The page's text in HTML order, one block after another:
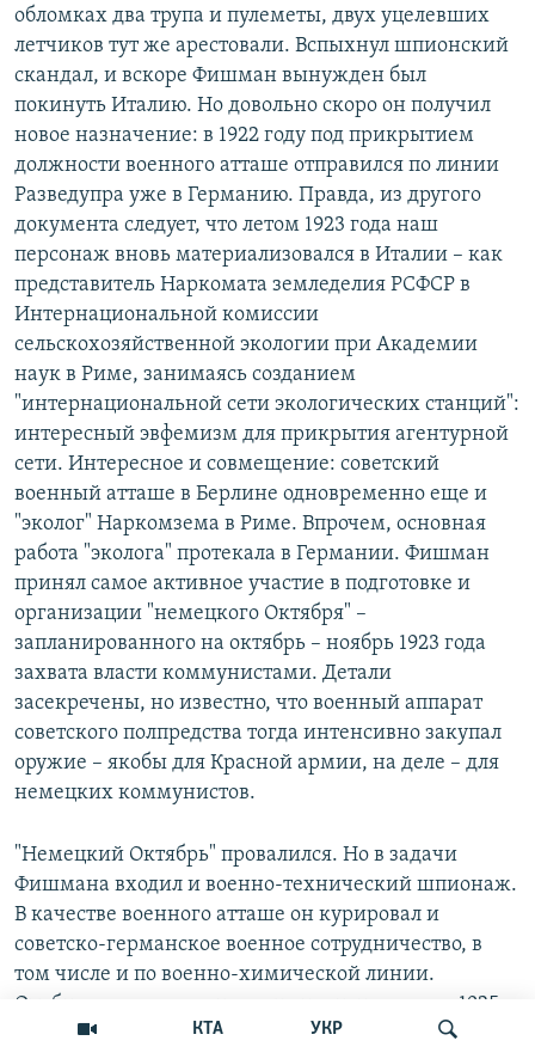
КТА УКР
обломках два трупа и пулеметы, двух уцелевших
летчиков тут же арестовали. Вспыхнул шпионский
скандал, и вскоре Фишман вынужден был
покинуть Италию. Но довольно скоро он получил
новое назначение: в 1922 году под прикрытием
должности военного атташе отправился по линии
Разведупра уже в Германию. Правда, из другого
документа следует, что летом 1923 года наш
персонаж вновь материализовался в Италии – как
представитель Наркомата земледелия РСФСР в
Интернациональной комиссии
сельскохозяйственной экологии при Академии
наук в Риме, занимаясь созданием
"интернациональной сети экологических станций":
интересный эвфемизм для прикрытия агентурной
сети. Интересное и совмещение: советский
военный атташе в Берлине одновременно еще и
"эколог" Наркомзема в Риме. Впрочем, основная
работа "эколога" протекала в Германии. Фишман
принял самое активное участие в подготовке и
организации "немецкого Октября" –
запланированного на октябрь – ноябрь 1923 года
захвата власти коммунистами. Детали
засекречены, но известно, что военный аппарат
советского полпредства тогда интенсивно закупал
оружие – якобы для Красной армии, на деле – для
немецких коммунистов.
"Немецкий Октябрь" провалился. Но в задачи
Фишмана входил и военно-технический шпионаж.
В качестве военного атташе он курировал и
советско-германское военное сотрудничество, в
том числе и по военно-химической линии.
Опубликовано несколько его докладов весны 1925
года на имя нового наркома Михаила Фрунзе, в